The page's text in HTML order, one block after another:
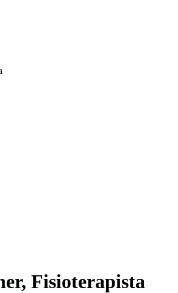
Fisioterapista